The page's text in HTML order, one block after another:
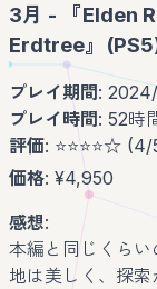
3月 - 『Elden
Erdtree』
プレイ期間 :
プレイ時間 : 52時
評価: ⭐️⭐️⭐️⭐️☆ (4/
価格: ¥4,950
感想:
本編と同じくら
地は美しく、探